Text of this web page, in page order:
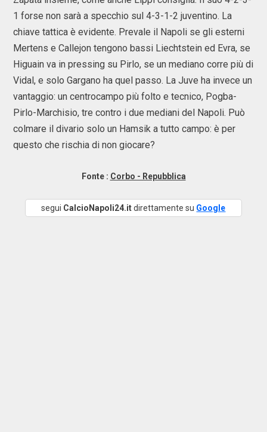
1 forse non sarà a specchio sul 4-3-1-2 juventino. La
chiave tattica è evidente. Prevale il Napoli se gli esterni
Mertens e Callejon tengono bassi Liechtstein ed Evra, se
Higuain va in pressing su Pirlo, se un mediano corre più di
Vidal, e solo Gargano ha quel passo. La Juve ha invece un
vantaggio: un centrocampo più folto e tecnico, Pogba-
Pirlo-Marchisio, tre contro i due mediani del Napoli. Può
colmare il divario solo un Hamsik a tutto campo: è per
questo che rischia di non giocare?
Fonte : Corbo - Repubblica
segui CalcioNapoli24.itdirettamente su Google